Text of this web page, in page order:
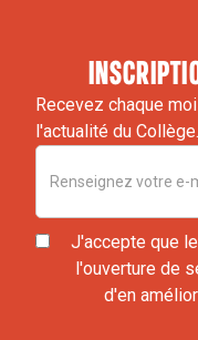
Recevez chaque
l'actualité du Collège.
J'accepte que
l'ouverture de
d'en